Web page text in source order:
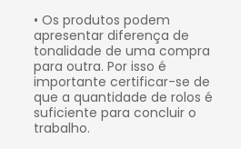
• Os produtos podem
apresentar diferença de
tonalidade de uma compra
para outra. Por isso é
importante certificar-se de
que a quantidade de rolos é
suficiente para concluir o
trabalho.